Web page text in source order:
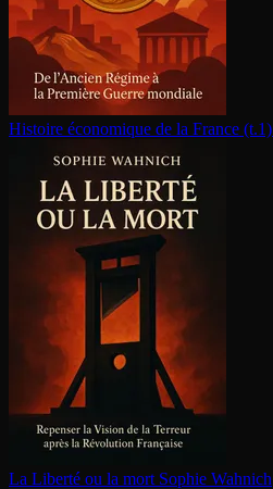
Histoire économique de la France (t.1)
La Liberté ou la mort Sophie Wahnich